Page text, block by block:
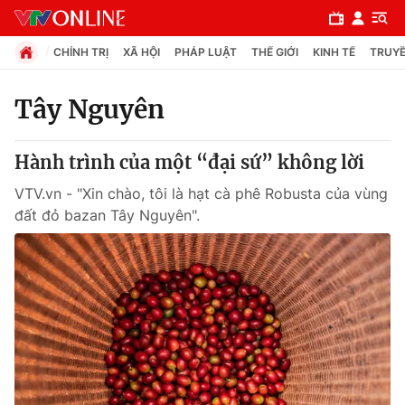
Chuyên mục
Xã hội
Pháp luật
Y tế
Thế giới
CHÍNH TRỊ XÃ HỘI PHÁP LUẬT THẾ GIỚI KINH TẾ
Tây Nguyên
Hành trình của một “đại sứ” không lời
VTV.vn - "Xin chào, tôi là hạt cà phê Robusta của vùng
đất đỏ bazan Tây Nguyên".